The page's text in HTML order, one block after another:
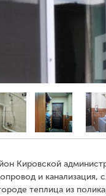
Кировской
и
теплица из